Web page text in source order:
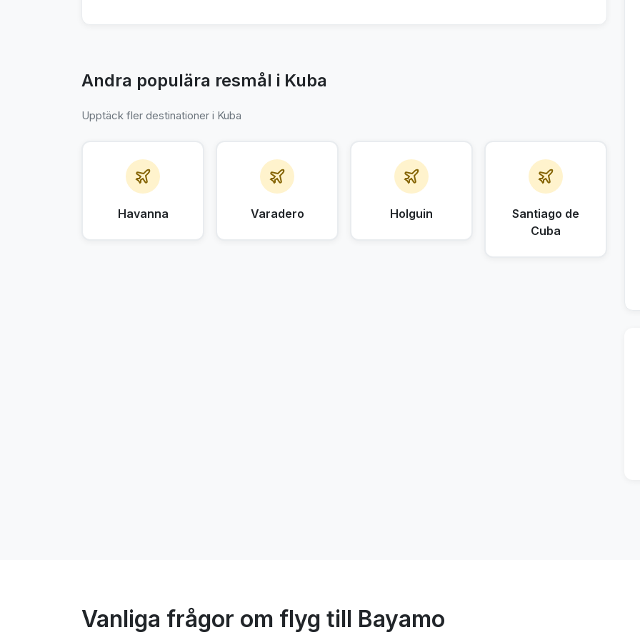
Andra populära resmål i Kuba
Upptäck fler destinationer i Kuba
Havanna Varadero Holguin
Santiago de
Cuba
Vanliga frågor om flyg till Bayamo